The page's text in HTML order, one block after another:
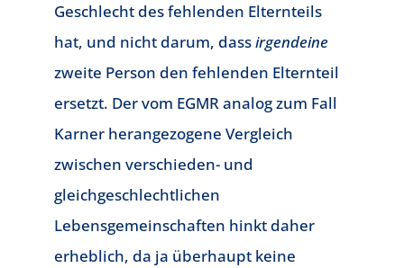
Geschlecht des fehlenden Elternteils
hat, und nicht darum, dassirgendeine
zweite Person den fehlenden Elternteil
ersetzt. Der vom EGMR analog zum Fall
Karner herangezogene Vergleich
zwischen verschieden- und
gleichgeschlechtlichen
Lebensgemeinschaften hinkt daher
erheblich, da ja überhaupt keine